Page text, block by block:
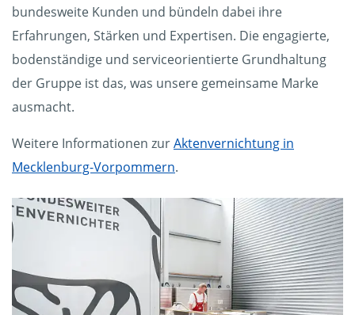
bundesweite Kunden und bündeln dabei ihre
Erfahrungen, Stärken und Expertisen. Die engagierte,
bodenständige und serviceorientierte Grundhaltung
der Gruppe ist das, was unsere gemeinsame Marke
ausmacht.
Weitere Informationen zurAktenvernichtung in
Mecklenburg-Vorpommern.